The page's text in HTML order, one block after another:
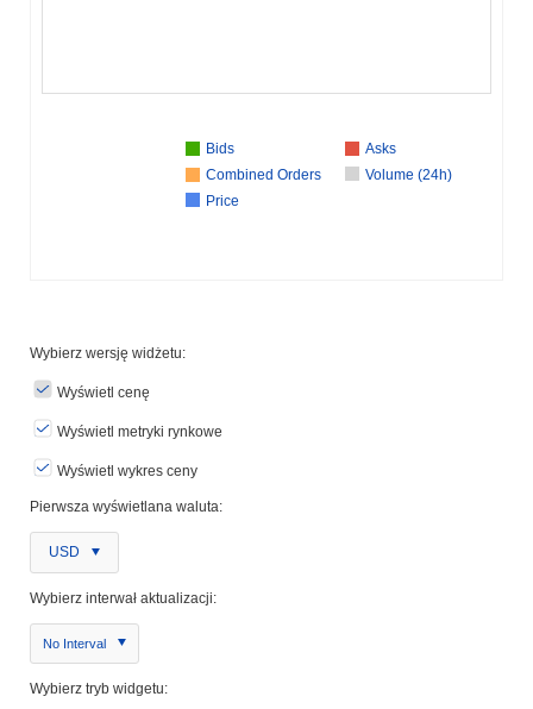
Bids
Asks
Combined Orders
Volume (24h)
Price
Wybierz wersję widżetu:
Wyświetl cenę
Wyświetl metryki rynkowe
Wyświetl wykres ceny
Pierwsza wyświetlana waluta:
USD
Wybierz interwał aktualizacji:
No Interval
Wybierz tryb widgetu: